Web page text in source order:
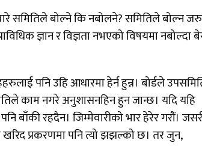
समितिले बोल्ने कि नबोलने? समितिले बोल्न
ज्ञान र विज्ञता नभएको विषयमा नबोल्दा
पनि उहि आधारमा हेर्न हुन्न। बोर्डले
काम नगरे अनुशासनहिन हुन जान्छ। यदि यहि
बाँकी रहदैन। जिम्मेवारीको भार हेरेर गरौं।
प्रकरणमा पनि त्यो झझल्को छ। तर जुन,